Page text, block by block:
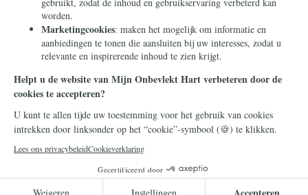
Nalaten
Zelf overschrijven
© 2026 Stichting Civitas Christiana
Cookieverklaring
Privacy